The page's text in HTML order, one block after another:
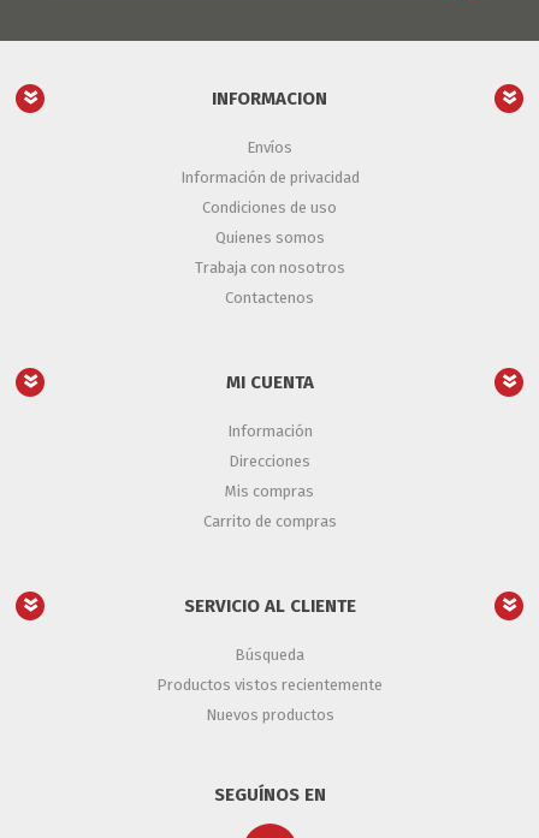
INFORMACION
Envíos
Información de privacidad
Condiciones de uso
Quienes somos
Trabaja con nosotros
Contactenos
MI CUENTA
Información
Direcciones
Mis compras
Carrito de compras
SERVICIO AL CLIENTE
Búsqueda
Productos vistos recientemente
Nuevos productos
SEGUÍNOS EN